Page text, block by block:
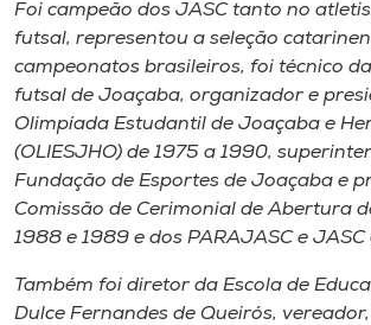
Foi campeão dos JASC tanto no
futsal, representou a seleção
campeonatos brasileiros, foi técnico
futsal de Joaçaba, organizador e
Olimpíada Estudantil de Joaçaba e
(OLIESJHO) de 1975 a 1990,
Fundação de Esportes de Joaçaba e
Comissão de Cerimonial de Abertura
1988 e 1989 e dos PARAJASC e
Também foi diretor da Escola de
Dulce Fernandes de Queirós,